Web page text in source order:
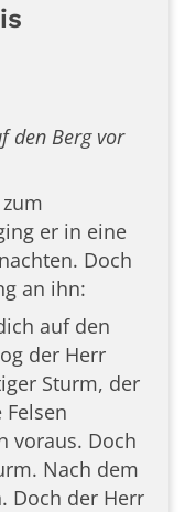
den Berg vor
er in eine
Doch
an ihn:
auf den
der Herr
Sturm, der
voraus. Doch
Nach dem
Doch der Herr